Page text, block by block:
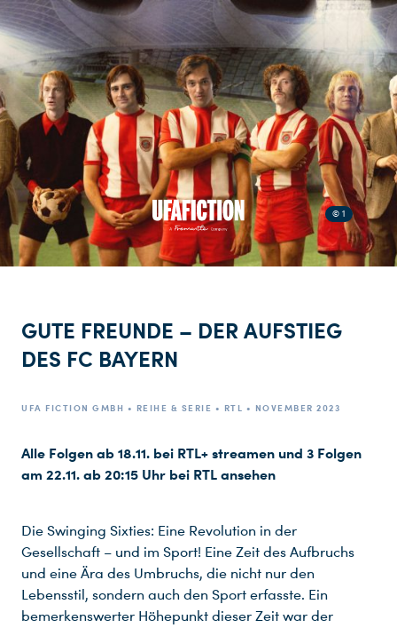
© 1
GUTE FREUNDE – DER AUFSTIEG
DES FC BAYERN
UFA FICTION GMBH • REIHE & SERIE • RTL • NOVEMBER 2023
Alle Folgen ab 18.11. bei RTL+ streamen und 3 Folgen
am 22.11. ab 20:15 Uhr bei RTL ansehen
Die Swinging Sixties: Eine Revolution in der
Gesellschaft – und im Sport! Eine Zeit des Aufbruchs
und eine Ära des Umbruchs, die nicht nur den
Lebensstil, sondern auch den Sport erfasste. Ein
bemerkenswerter Höhepunkt dieser Zeit war der